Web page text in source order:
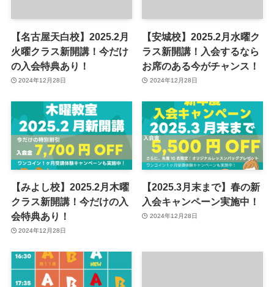
【名古屋天白校】2025.2月
火曜クラス新開講！今だけ
の入会特典あり！
2024年12月28日
【安城校】2025.2月水曜ク
ラス新開講！入会するなら
お席のある今がチャンス！
2024年12月28日
【みよし校】2025.2月木曜
クラス新開講！今だけの入
会特典あり！
2024年12月28日
【2025.3月末まで】春の新
入会キャンペーン実施中！
2024年12月28日